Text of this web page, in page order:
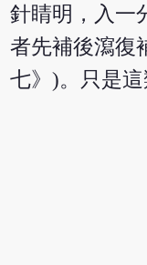
針睛明，入一
者先補後瀉復
七》)。只是這